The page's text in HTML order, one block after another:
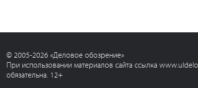
© 2005-2026 «Деловое обозрение»
При использовании материалов сайта ссылка
обязательна. 12+